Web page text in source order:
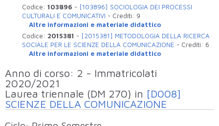
Codice:103896 - [103896] SOCIOLOGIA DEI PROCESSI
CULTURALI E COMUNICATIVI - Crediti: 9
Altre informazioni e materiale didattico
Codice: 2015381 - [2015381] METODOLOGIA DELLA RICERCA
SOCIALE PER LE SCIENZE DELLA COMUNICAZIONE - Crediti: 6
Altre informazioni e materiale didattico
Anno di corso: 2 - Immatricolati
2020/2021
Laurea triennale (DM 270) in [D008]
SCIENZE DELLA COMUNICAZIONE